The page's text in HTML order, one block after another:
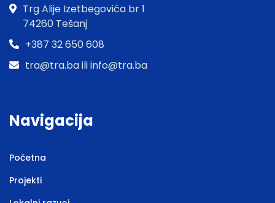
Trg Alije Izetbegovića br 1
74260 Tešanj
+387 32 650 608
tra@tra.ba ili info@tra.ba
Navigacija
Početna
Projekti